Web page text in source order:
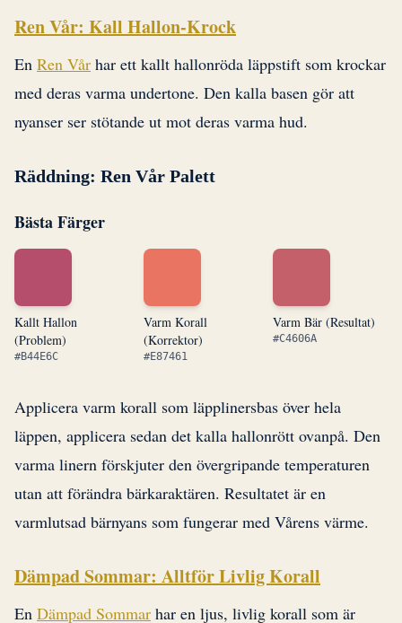
Ren Vår: Kall Hallon-Krock
En Ren Vår har ett kallt hallonröda läppstift som krockar
med deras varma undertone. Den kalla basen gör att
nyanser ser stötande ut mot deras varma hud.
Räddning: Ren Vår Palett
Bästa Färger
Kallt Hallon
(Problem)
#B44E6C
Varm Korall
(Korrektor)
#E87461
Varm Bär (Resultat)
#C4606A
Applicera varm korall som läpplinersbas över hela
läppen, applicera sedan det kalla hallonrött ovanpå. Den
varma linern förskjuter den övergripande temperaturen
utan att förändra bärkaraktären. Resultatet är en
varmlutsad bärnyans som fungerar med Vårens värme.
Dämpad Sommar: Alltför Livlig Korall
En Dämpad Sommar har en ljus, livlig korall som är